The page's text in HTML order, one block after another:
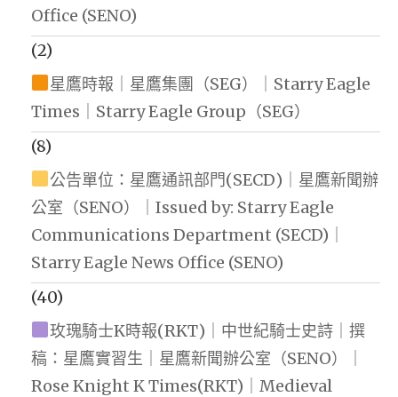
Office (SENO)
(2)
星鷹時報｜星鷹集團（SEG）｜Starry Eagle
Times｜Starry Eagle Group（SEG）
(8)
公告單位：星鷹通訊部門(SECD)｜星鷹新聞辦
公室（SENO）｜Issued by: Starry Eagle
Communications Department (SECD)｜
Starry Eagle News Office (SENO)
(40)
玫瑰騎士K時報(RKT)｜中世紀騎士史詩｜撰
稿：星鷹實習生｜星鷹新聞辦公室（SENO）｜
Rose Knight K Times(RKT)｜Medieval